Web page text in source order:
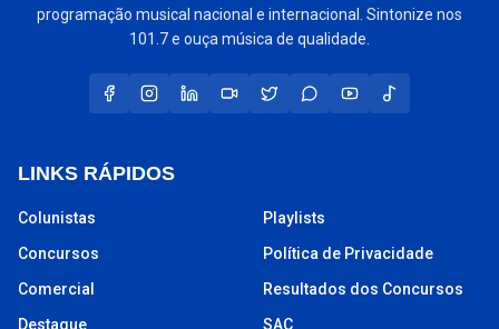
programação musical nacional e internacional. Sintonize nos
101.7 e ouça música de qualidade.
LINKS RÁPIDOS
Colunistas
Concursos
Comercial
Destaque
Playlists
Política de Privacidade
Resultados dos Concursos
SAC